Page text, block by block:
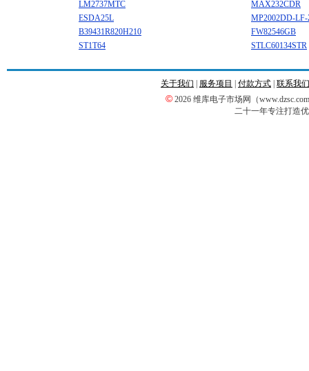
LM2737MTC
MAX232CDR
ESDA25L
MP2002DD-LF-
B39431R820H210
FW82546GB
ST1T64
STLC60134STR
关于我们 服务项目 付款方式 联系我们
© 2026 维库电子市场网（
二十一年专注打造